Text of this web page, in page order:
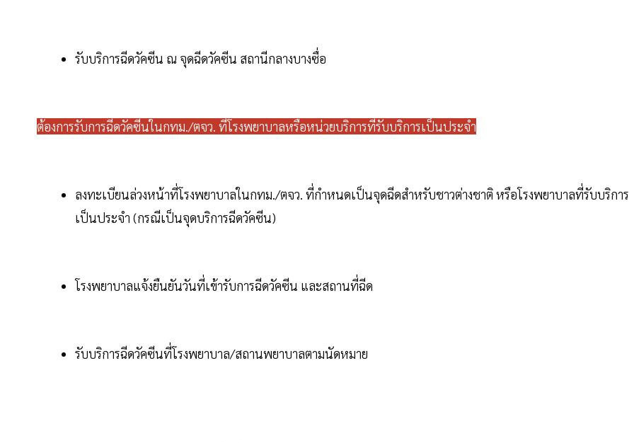
รับบริการฉีดวัคซีน ณ จุดฉีดวัคซีน สถานีกลางบางซื่อ
ต้องการรับการฉีดวัคซีนในกทม./ตจว. ที่โรงพยาบาลหรือหน่วยบริการที่รับบริการเป็นประจำ
ลงทะเบียนล่วงหน้าที่โรงพยาบาลในกทม./ตจว. ที่กำหนดเป็นจุดฉีดสำหรับชาวต่างชาติ หรือโรงพยาบาลที่รับบริการ
เป็นประจำ (กรณีเป็นจุดบริการฉีดวัคซีน)
โรงพยาบาลแจ้งยืนยันวันที่เข้ารับการฉีดวัคซีน และสถานที่ฉีด
รับบริการฉีดวัคซีนที่โรงพยาบาล/สถานพยาบาลตามนัดหมาย